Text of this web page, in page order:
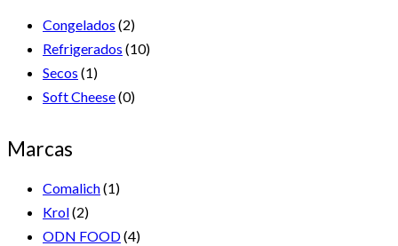
Congelados (2)
Refrigerados (10)
Secos (1)
Soft Cheese(0)
Marcas
Comalich(1)
Krol(2)
ODN FOOD(4)